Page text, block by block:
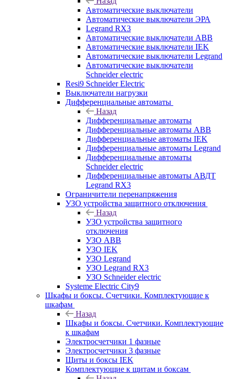
Автоматические выключатели
Автоматические выключатели ЭРА
Legrand RX3
Автоматические выключатели ABB
Автоматические выключатели IEK
Автоматические выключатели Legrand
Автоматические выключатели
Schneider electric
Resi9 Schneider Electric
Выключатели нагрузки
Дифференциальные автоматы
Назад
Дифференциальные автоматы
Дифференциальные автоматы ABB
Дифференциальные автоматы IEK
Дифференциальные автоматы Legrand
Дифференциальные автоматы
Schneider electric
Дифференциальные автоматы АВДТ
Legrand RX3
Ограничители перенапряжения
УЗО устройства защитного отключения
Назад
УЗО устройства защитного
отключения
УЗО ABB
УЗО IEK
УЗО Legrand
УЗО Legrand RX3
УЗО Schneider electric
Systeme Electric City9
Шкафы и боксы. Счетчики. Комплектующие к
шкафам
Назад
Шкафы и боксы. Счетчики. Комплектующие
к шкафам
Электросчетчики 1 фазные
Электросчетчики 3 фазные
Щиты и боксы IEK
Комплектующие к щитам и боксам